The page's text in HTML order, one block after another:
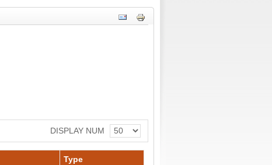
DISPLAY NUM
Type